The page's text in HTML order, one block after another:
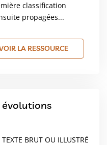
classification
propagées...
LA RESSOURCE
TEXTE BRUT OU ILLUSTRÉ